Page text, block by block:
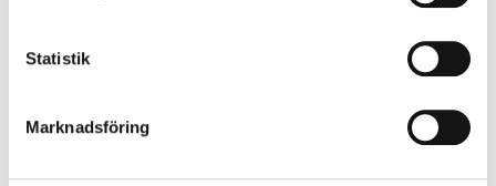
Statistik
Marknadsföring